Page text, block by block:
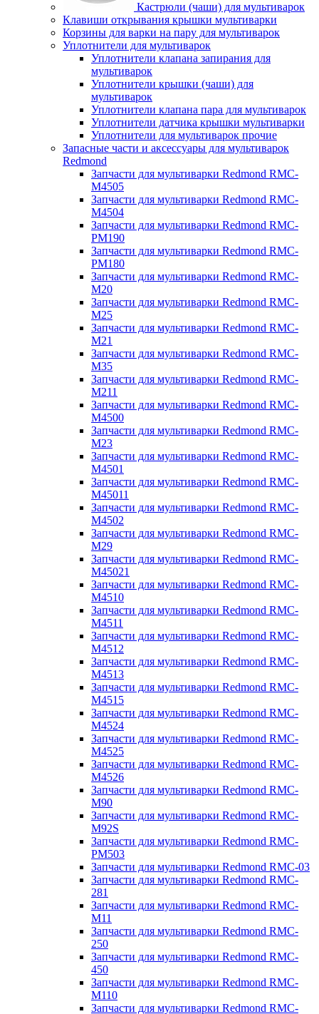
Кастрюли (чаши) для мультиварок
Клавиши открывания крышки мультиварки
Корзины для варки на пару для мультиварок
Уплотнители для мультиварок
Уплотнители клапана запирания для
мультиварок
Уплотнители крышки (чаши) для
мультиварок
Уплотнители клапана пара для мультиварок
Уплотнители датчика крышки мультиварки
Уплотнители для мультиварок прочие
Запасные части и аксессуары для мультиварок
Redmond
Запчасти для мультиварки Redmond RMC-
M4505
Запчасти для мультиварки Redmond RMC-
M4504
Запчасти для мультиварки Redmond RMC-
PM190
Запчасти для мультиварки Redmond RMC-
PM180
Запчасти для мультиварки Redmond RMC-
M20
Запчасти для мультиварки Redmond RMC-
M25
Запчасти для мультиварки Redmond RMC-
M21
Запчасти для мультиварки Redmond RMC-
M35
Запчасти для мультиварки Redmond RMC-
M211
Запчасти для мультиварки Redmond RMC-
M4500
Запчасти для мультиварки Redmond RMC-
M23
Запчасти для мультиварки Redmond RMC-
M4501
Запчасти для мультиварки Redmond RMC-
M45011
Запчасти для мультиварки Redmond RMC-
M4502
Запчасти для мультиварки Redmond RMC-
M29
Запчасти для мультиварки Redmond RMC-
M45021
Запчасти для мультиварки Redmond RMC-
M4510
Запчасти для мультиварки Redmond RMC-
M4511
Запчасти для мультиварки Redmond RMC-
M4512
Запчасти для мультиварки Redmond RMC-
M4513
Запчасти для мультиварки Redmond RMC-
M4515
Запчасти для мультиварки Redmond RMC-
M4524
Запчасти для мультиварки Redmond RMC-
M4525
Запчасти для мультиварки Redmond RMC-
M4526
Запчасти для мультиварки Redmond RMC-
M90
Запчасти для мультиварки Redmond RMC-
M92S
Запчасти для мультиварки Redmond RMC-
PM503
Запчасти для мультиварки Redmond RMC-03
Запчасти для мультиварки Redmond RMC-
281
Запчасти для мультиварки Redmond RMC-
M11
Запчасти для мультиварки Redmond RMC-
250
Запчасти для мультиварки Redmond RMC-
450
Запчасти для мультиварки Redmond RMC-
M110
Запчасти для мультиварки Redmond RMC-